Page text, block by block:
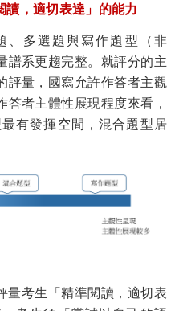
讀，適切表達」的能力
、多選題與寫作題型（非
譜系更趨完整。就評分的主
評量，國寫允許作答者主觀
者主體性展現程度來看，
有發揮空間，混合題型居
量考生「精準閱讀，適切表